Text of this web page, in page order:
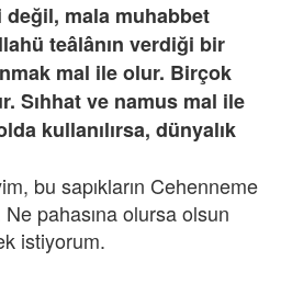
değil, mala muhabbet
teâlânın verdiği bir
mal ile olur. Birçok
Sıhhat ve namus mal ile
kullanılırsa, dünyalık
bu sapıkların Cehenneme
pahasına olursa olsun
istiyorum.